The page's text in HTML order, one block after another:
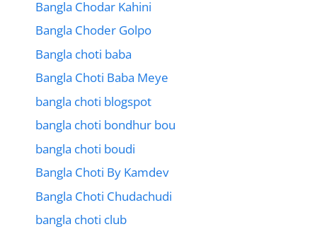
Bangla Chodar Kahini
Bangla Choder Golpo
Bangla choti baba
Bangla Choti Baba Meye
bangla choti blogspot
bangla choti bondhur bou
bangla choti boudi
Bangla Choti By Kamdev
Bangla Choti Chudachudi
bangla choti club